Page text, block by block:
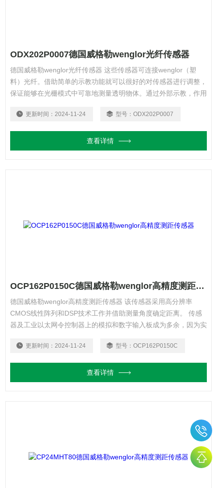
ODX202P0007德国威格勒wenglor光纤传感器
德国威格勒wenglor光纤传感器 这些传感器可连接wenglor（塑
料）光纤。借助简单的示教功能就可以很好的对传感器进行调整，
保证能够在光栅模式中可靠地测量透明物体。通过外部示教，作用
装在DIN标准轨上。
更新时间： 2024-11-24 型号： ODX202P0007
查看详情
OCP162P0150C德国威格勒wenglor高精度测距传感器
德国威格勒wenglor高精度测距传感器 该传感器采用高分辨率
CMOS线性阵列和DSP技术工作并借助测量角度确定距离。 传感
器及工业以太网令控制器上的模拟和数字输入板成为多余，因为实
（PoE）技术让电缆同时具有数据传输和供电功能，大大降低布线
更新时间： 2024-11-24 型号： OCP162P0150C
查看详情